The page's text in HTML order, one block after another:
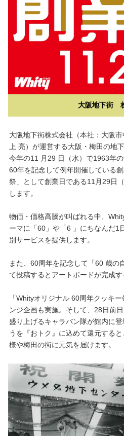
大阪地下街
大阪地下街株式会社（本社：大阪
上 亮）が運営する大阪・梅田の地
今年の11 月29 日（水）で1963年
60年を記念して例年開催している
祭」として創業日である11月29日
します。
物価・価格高騰が叫ばれる中、
ーマに「60」や「6 」にちなんだ1
別サービスを提供します。
また、60周年を記念して「60 歳の
て投稿するとアートボードが完成す
「Whityオリジナル 60周年クッキ
ンジ企画も実施。そして、28日前
盛り上げるキャラバン隊が館内に
うを『おトク』に込めて還元する
様や梅田の街に元気を届けます。